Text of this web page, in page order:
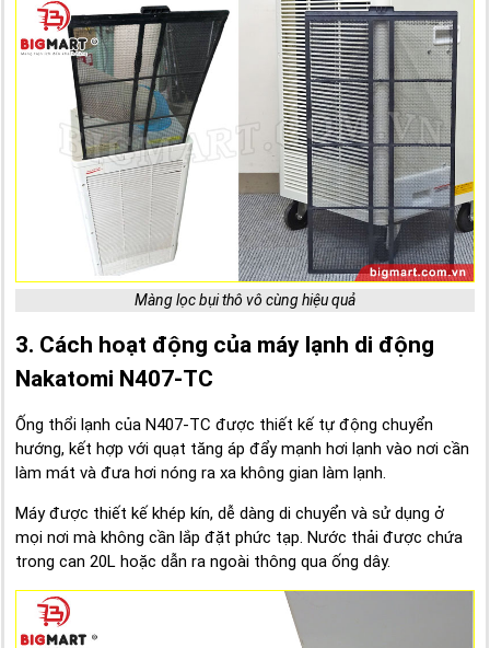
Màng lọc bụi thô vô cùng hiệu quả
3. Cách hoạt động của máy lạnh di động
Nakatomi N407-TC
Ống thổi lạnh của N407-TC được thiết kế tự động chuyển
hướng, kết hợp với quạt tăng áp đẩy mạnh hơi lạnh vào nơi cần
làm mát và đưa hơi nóng ra xa không gian làm lạnh.
Máy được thiết kế khép kín, dễ dàng di chuyển và sử dụng ở
mọi nơi mà không cần lắp đặt phức tạp. Nước thải được chứa
trong can 20L hoặc dẫn ra ngoài thông qua ống dây.